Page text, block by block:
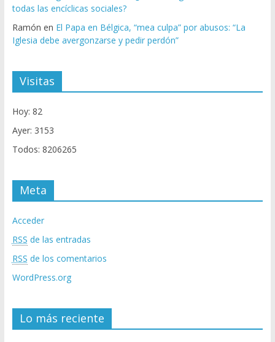
todas las encíclicas sociales?
Ramón en El Papa en Bélgica, “mea culpa” por abusos: “La
Iglesia debe avergonzarse y pedir perdón”
Visitas
Hoy: 82
Ayer: 3153
Todos: 8206265
Meta
Acceder
RSS de las entradas
RSS de los comentarios
WordPress.org
Lo más reciente